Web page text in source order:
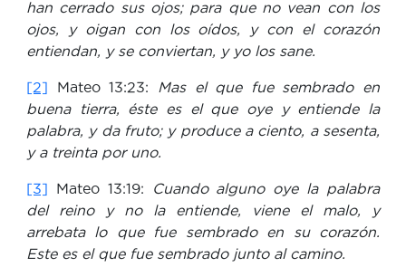
han cerrado sus ojos; para que no vean con los
ojos, y oigan con los oídos, y con el corazón
entiendan, y se conviertan, y yo los sane.
[2] Mateo 13:23:
Mas el que fue sembrado en
buena tierra, éste es el que oye y entiende la
palabra, y da fruto; y produce a ciento, a sesenta,
y a treinta por uno.
[3] Mateo 13:19:
Cuando alguno oye la palabra
del reino y no la entiende, viene el malo, y
arrebata lo que fue sembrado en su corazón.
Este es el que fue sembrado junto al camino.